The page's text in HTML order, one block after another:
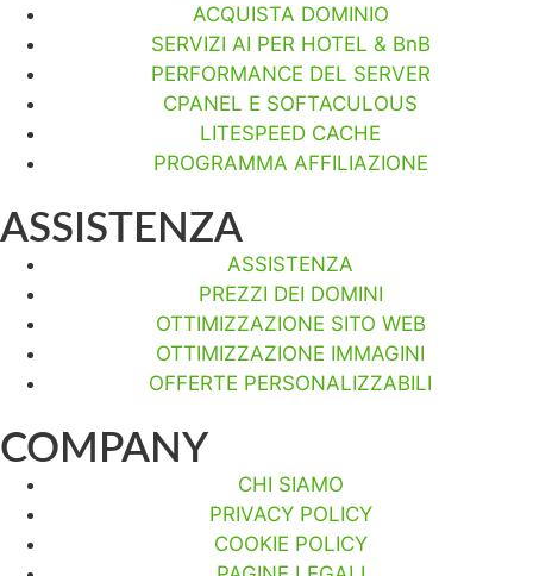
ACQUISTA DOMINIO
SERVIZI AI PER HOTEL & BnB
PERFORMANCE DEL SERVER
CPANEL E SOFTACULOUS
LITESPEED CACHE
PROGRAMMA AFFILIAZIONE
ASSISTENZA
ASSISTENZA
PREZZI DEI DOMINI
OTTIMIZZAZIONE SITO WEB
OTTIMIZZAZIONE IMMAGINI
OFFERTE PERSONALIZZABILI
COMPANY
CHI SIAMO
PRIVACY POLICY
COOKIE POLICY